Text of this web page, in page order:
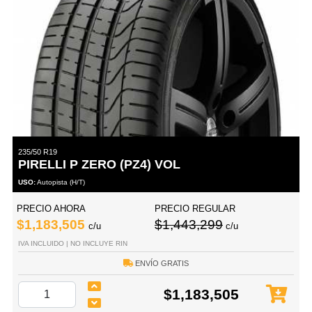
235/50 R19
PIRELLI P ZERO (PZ4) VOL
USO:Autopista (H/T)
PRECIO AHORA
$1,183,505 c/u
PRECIO REGULAR
$1,443,299 c/u
IVA INCLUIDO | NO INCLUYE RIN
ENVÍO GRATIS
$1,183,505